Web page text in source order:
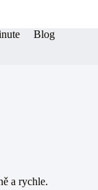
Blog
a rychle.